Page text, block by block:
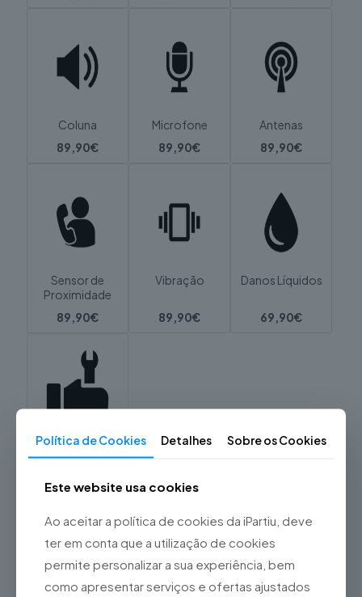
Coluna
89,90€
Microfone
89,90€
Antenas
89,90€
Sensor de
Proximidade
89,90€
Vibração
89,90€
Danos Líquidos
69,90€
Intervenção
39,90€
Pedir Recolha Gratuita
Reparações em destaque
Política de Cookies Detalhes Sobre os Cookies
Este website usa cookies
Ao aceitar a política de cookies da iPartiu, deve
ter em conta que a utilização de cookies
permite personalizar a sua experiência, bem
como apresentar serviços e ofertas ajustados